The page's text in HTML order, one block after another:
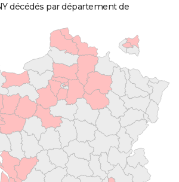
décédés par département de